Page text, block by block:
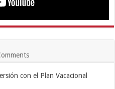
con el Plan Vacacional